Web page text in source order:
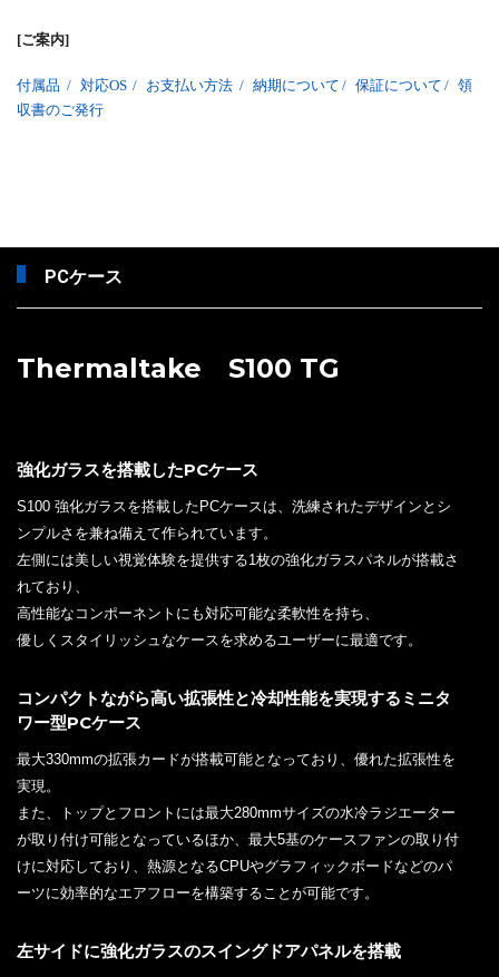
[ご案内]
付属品 / 対応OS / お支払い方法 / 納期について / 保証について / 領
収書のご発行
PCケース
Thermaltake S100 TG
強化ガラスを搭載したPCケース
S100 強化ガラスを搭載したPCケースは、洗練されたデザインとシ
ンプルさを兼ね備えて作られています。
左側には美しい視覚体験を提供する1枚の強化ガラスパネルが搭載さ
れており、
高性能なコンポーネントにも対応可能な柔軟性を持ち、
優しくスタイリッシュなケースを求めるユーザーに最適です。
コンパクトながら高い拡張性と冷却性能を実現するミニタ
ワー型PCケース
最大330mmの拡張カードが搭載可能となっており、優れた拡張性を
実現。
また、トップとフロントには最大280mmサイズの水冷ラジエーター
が取り付け可能となっているほか、最大5基のケースファンの取り付
けに対応しており、熱源となるCPUやグラフィックボードなどのパ
ーツに効率的なエアフローを構築することが可能です。
左サイドに強化ガラスのスイングドアパネルを搭載